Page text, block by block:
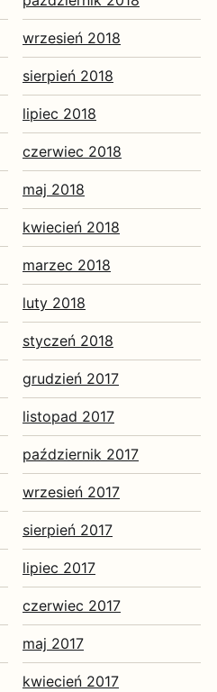
wrzesień 2018
sierpień 2018
lipiec 2018
czerwiec 2018
maj 2018
kwiecień 2018
marzec 2018
luty 2018
styczeń 2018
grudzień 2017
listopad 2017
październik 2017
wrzesień 2017
sierpień 2017
lipiec 2017
czerwiec 2017
maj 2017
kwiecień 2017